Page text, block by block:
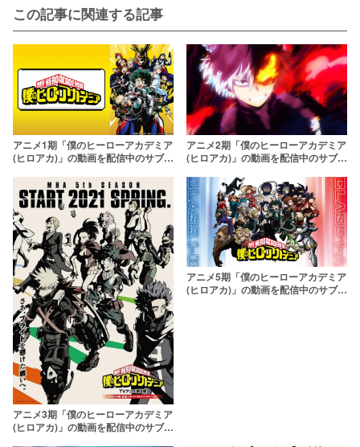
この記事に関連する記事
アニメ1期「僕のヒーローアカデミア
(ヒロアカ)」の動画を配信中のサブス
アニメ2期「僕のヒーローアカデミア
(ヒロアカ)」の動画を配信中のサブス
アニメ3期「僕のヒーローアカデミア
(ヒロアカ)」の動画を配信中のサブス
アニメ5期「僕のヒーローアカデミア
(ヒロアカ)」の動画を配信中のサブス